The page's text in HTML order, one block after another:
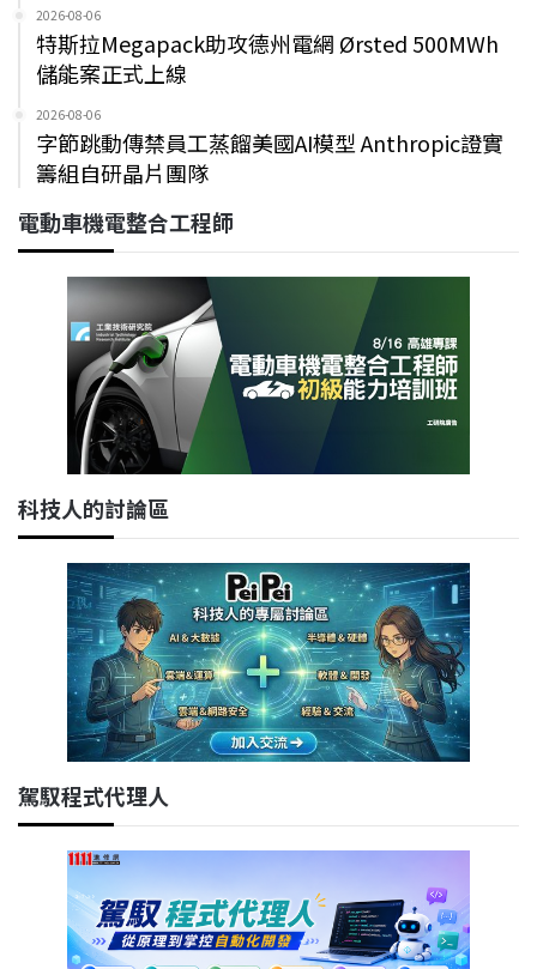
2026-08-06
特斯拉Megapack助攻德州電網 Ørsted 500MWh
儲能案正式上線
2026-08-06
字節跳動傳禁員工蒸餾美國AI模型 Anthropic證實
籌組自研晶片團隊
電動車機電整合工程師
科技人的討論區
駕馭程式代理人